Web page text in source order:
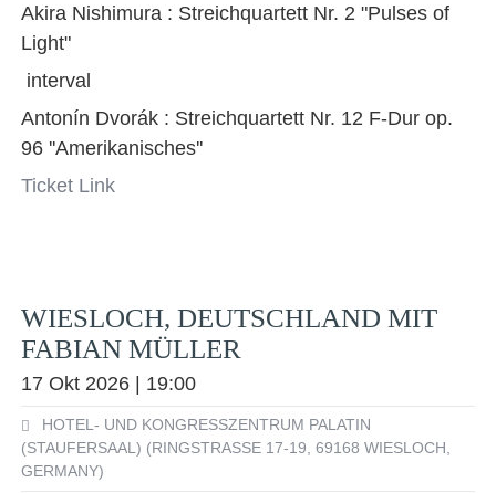
Akira Nishimura : Streichquartett Nr. 2 "Pulses of
Light"
interval
Antonín Dvorák : Streichquartett Nr. 12 F-Dur op.
96 ''Amerikanisches''
Ticket Link
WIESLOCH, DEUTSCHLAND MIT
FABIAN MÜLLER
17 Okt 2026 | 19:00
HOTEL- UND KONGRESSZENTRUM PALATIN
(STAUFERSAAL) (RINGSTRASSE 17-19, 69168 WIESLOCH, G
ERMANY)